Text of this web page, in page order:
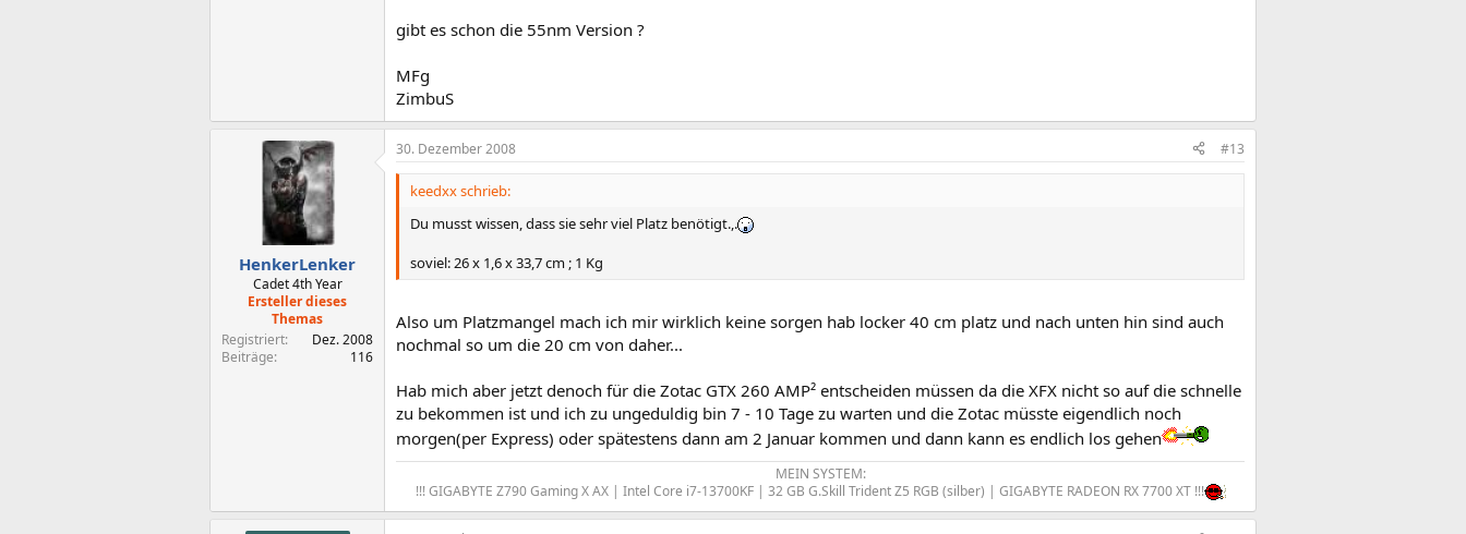
gibt es schon die 55nm Version ?
MFg
ZimbuS
HenkerLenker
Cadet 4th Year
Ersteller dieses
Themas
Registriert
Dez. 2008
Beiträge
116
30. Dezember 2008 #13
keedxx schrieb:
Du musst wissen, dass sie sehr viel Platz benötigt.,.
soviel: 26 x 1,6 x 33,7 cm ; 1 Kg
Also um Platzmangel mach ich mir wirklich keine sorgen hab locker 40 cm platz und nach unten hin sind auch
nochmal so um die 20 cm von daher...
Hab mich aber jetzt denoch für die Zotac GTX 260 AMP² entscheiden müssen da die XFX nicht so auf die schnelle
zu bekommen ist und ich zu ungeduldig bin 7 - 10 Tage zu warten und die Zotac müsste eigendlich noch
morgen(per Express) oder spätestens dann am 2 Januar kommen und dann kann es endlich los gehen
MEIN SYSTEM:
!!! GIGABYTE Z790 Gaming X AX | Intel Core i7-13700KF | 32 GB G.Skill Trident Z5 RGB (silber) | GIGABYTE RADEON RX 7700 XT !!!